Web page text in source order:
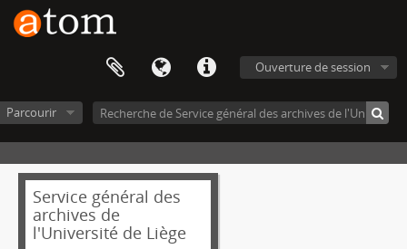
Ouverture de session
Parcourir
Service général des
archives de
l'Université de Liège